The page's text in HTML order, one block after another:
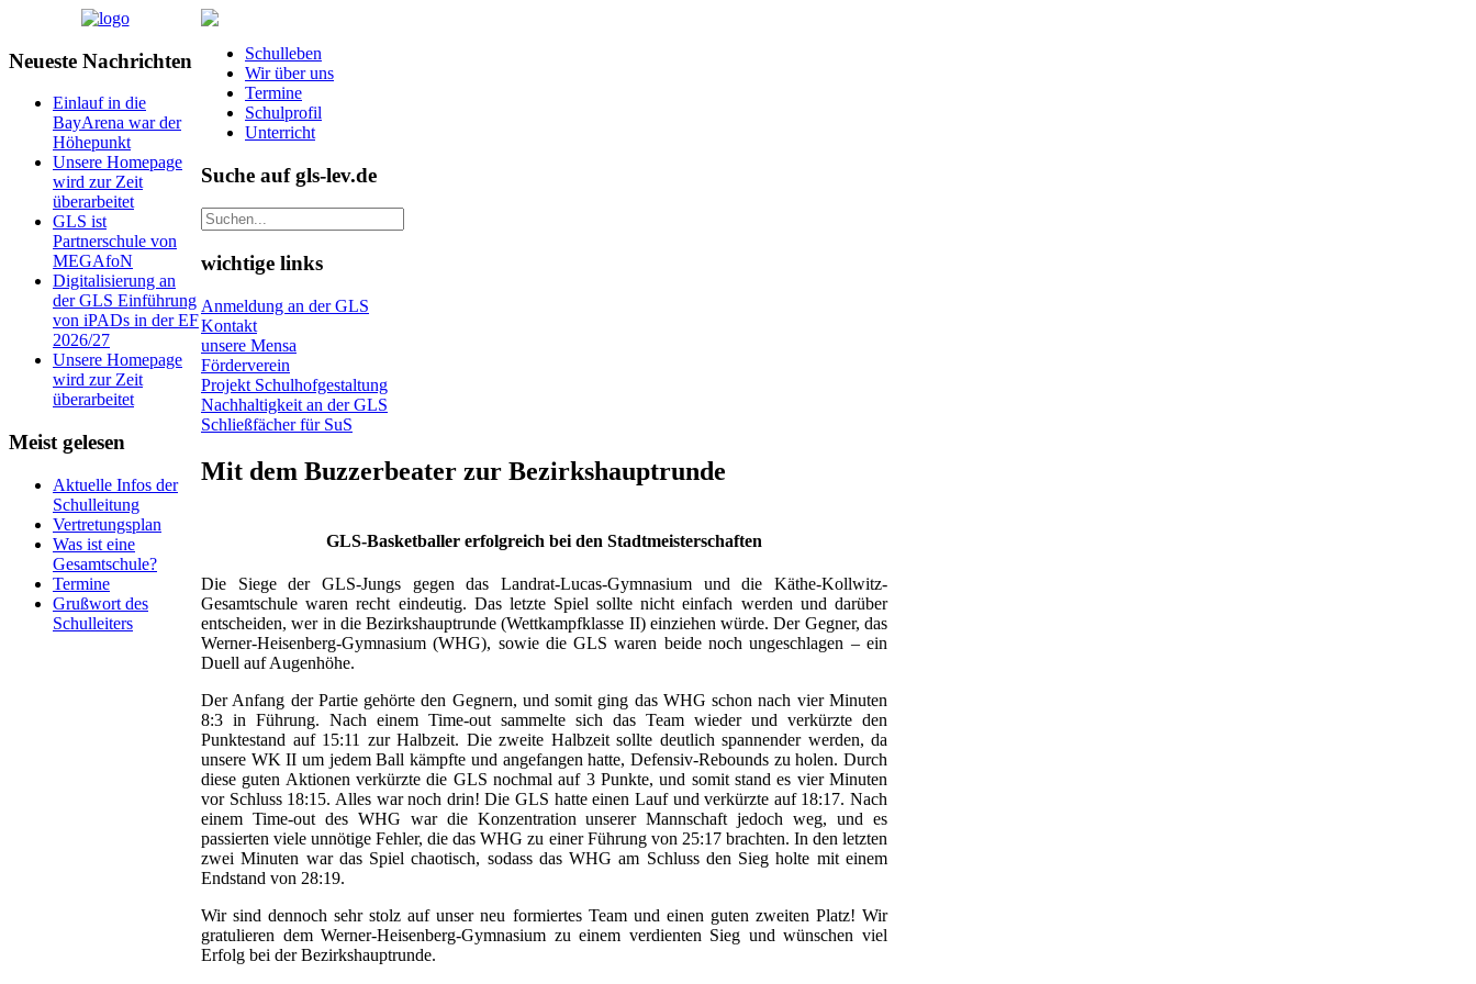
Neueste Nachrichten
Einlauf in die
BayArena war der
Höhepunkt
Unsere Homepage
wird zur Zeit
überarbeitet
GLS ist
Partnerschule von
MEGAfoN
Digitalisierung an
der GLS Einführung
von iPADs in der EF
2026/27
Unsere Homepage
wird zur Zeit
überarbeitet
Meist gelesen
Aktuelle Infos der
Schulleitung
Vertretungsplan
Was ist eine
Gesamtschule?
Termine
Grußwort des
Schulleiters
Schulleben
Wir über uns
Termine
Schulprofil
Unterricht
Suche auf gls-lev.de
wichtige links
Anmeldung an der GLS
Kontakt
unsere Mensa
Förderverein
Projekt Schulhofgestaltung
Nachhaltigkeit an der GLS
Schließfächer für SuS
Mit dem Buzzerbeater zur Bezirkshauptrunde
GLS-Basketballer erfolgreich bei den Stadtmeisterschaften
Die Siege der GLS-Jungs gegen das Landrat-Lucas-Gymnasium und die Käthe-Kollwitz-
Gesamtschule waren recht eindeutig. Das letzte Spiel sollte nicht einfach werden und darüber
entscheiden, wer in die Bezirkshauptrunde (Wettkampfklasse II) einziehen würde. Der Gegner, das
Werner-Heisenberg-Gymnasium (WHG), sowie die GLS waren beide noch ungeschlagen – ein
Duell auf Augenhöhe.
Der Anfang der Partie gehörte den Gegnern, und somit ging das WHG schon nach vier Minuten
8:3 in Führung. Nach einem Time-out sammelte sich das Team wieder und verkürzte den
Punktestand auf 15:11 zur Halbzeit. Die zweite Halbzeit sollte deutlich spannender werden, da
unsere WK II um jedem Ball kämpfte und angefangen hatte, Defensiv-Rebounds zu holen. Durch
diese guten Aktionen verkürzte die GLS nochmal auf 3 Punkte, und somit stand es vier Minuten
vor Schluss 18:15. Alles war noch drin! Die GLS hatte einen Lauf und verkürzte auf 18:17. Nach
einem Time-out des WHG war die Konzentration unserer Mannschaft jedoch weg, und es
passierten viele unnötige Fehler, die das WHG zu einer Führung von 25:17 brachten. In den letzten
zwei Minuten war das Spiel chaotisch, sodass das WHG am Schluss den Sieg holte mit einem
Endstand von 28:19.
Wir sind dennoch sehr stolz auf unser neu formiertes Team und einen guten zweiten Platz! Wir
gratulieren dem Werner-Heisenberg-Gymnasium zu einem verdienten Sieg und wünschen viel
Erfolg bei der Bezirkshauptrunde.